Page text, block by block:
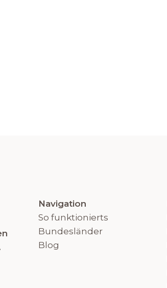
Navigation
So funktionierts
Bundesländer
Blog